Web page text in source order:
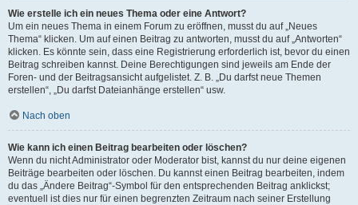
Wie erstelle ich ein neues Thema oder eine Antwort?
Um ein neues Thema in einem Forum zu eröffnen, musst du auf „Neues
Thema“ klicken. Um auf einen Beitrag zu antworten, musst du auf „Antworten“
klicken. Es könnte sein, dass eine Registrierung erforderlich ist, bevor du einen
Beitrag schreiben kannst. Deine Berechtigungen sind jeweils am Ende der
Foren- und der Beitragsansicht aufgelistet. Z. B. „Du darfst neue Themen
erstellen“, „Du darfst Dateianhänge erstellen“ usw.
Nach oben
Wie kann ich einen Beitrag bearbeiten oder löschen?
Wenn du nicht Administrator oder Moderator bist, kannst du nur deine eigenen
Beiträge bearbeiten oder löschen. Du kannst einen Beitrag bearbeiten, indem
du das „Ändere Beitrag“-Symbol für den entsprechenden Beitrag anklickst;
eventuell ist dies nur für einen begrenzten Zeitraum nach seiner Erstellung